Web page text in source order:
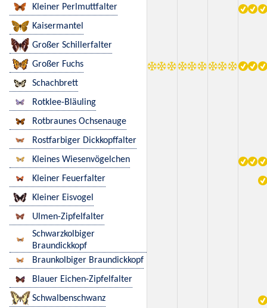
Kleiner Perlmuttfalter
Kaisermantel
Großer Schillerfalter
Großer Fuchs
Schachbrett
Rotklee-Bläuling
Rotbraunes Ochsenauge
Rostfarbiger Dickkopffalter
Kleines Wiesenvögelchen
Kleiner Feuerfalter
Kleiner Eisvogel
Ulmen-Zipfelfalter
Schwarzkolbiger
Braundickkopf
Braunkolbiger Braundickkopf
Blauer Eichen-Zipfelfalter
Schwalbenschwanz